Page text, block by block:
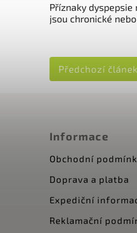
Příznaky
jsou chronické
Předchozí článek
Informace
Obchodní
Doprava a platba
Expediční
Reklamační